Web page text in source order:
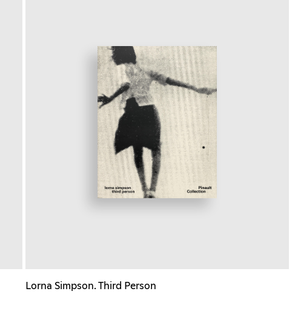
Lorna Simpson. Third Person